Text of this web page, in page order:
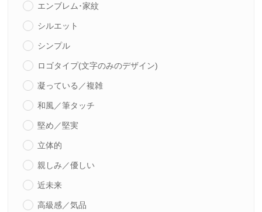
エンブレム･家紋
シルエット
シンプル
ロゴタイプ(文字のみのデザイン)
凝っている／複雑
和風／筆タッチ
堅め／堅実
立体的
親しみ／優しい
近未来
高級感／気品